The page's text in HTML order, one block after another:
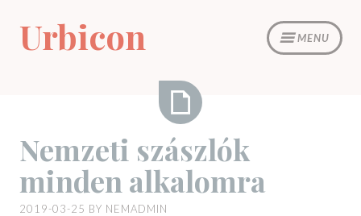
content
MENU
Urbicon
szászlók
minden
alkalomra
Nemzeti szászlók
minden alkalomra
2019-03-25 BY NEMADMIN